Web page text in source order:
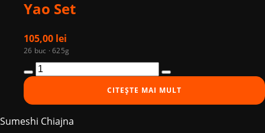
Yao Set
105,00 lei
26 buc · 625g
Cantitate
Yao
Set
CITEȘTE MAI MULT
Sumeshi Chiajna